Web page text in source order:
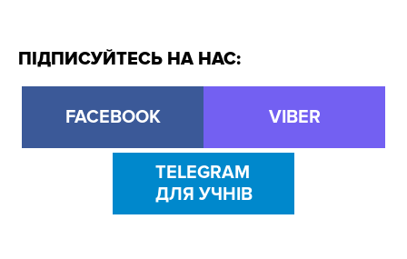
ПІДПИСУЙТЕСЬ НА НАС:
FACEBOOK VIBER
TELEGRAM
ДЛЯ УЧНІВ